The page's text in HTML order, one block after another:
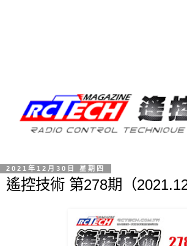
2021年12月30日 星期四
遙控技術 第278期（